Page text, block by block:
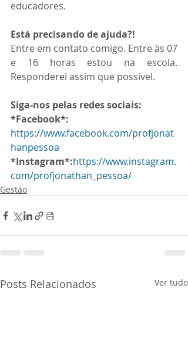
educadores.
Está precisando de ajuda?!
Entre em contato comigo. Entre às 07
e 16 horas estou na escola.
Responderei assim que possível.
Siga-nos pelas redes sociais:
*Facebook*:
https://www.facebook.com/profjonat
hanpessoa
*Instagram*:https://www.instagram.
com/profjonathan_pessoa/
Gestão
Posts Relacionados Ver tudo